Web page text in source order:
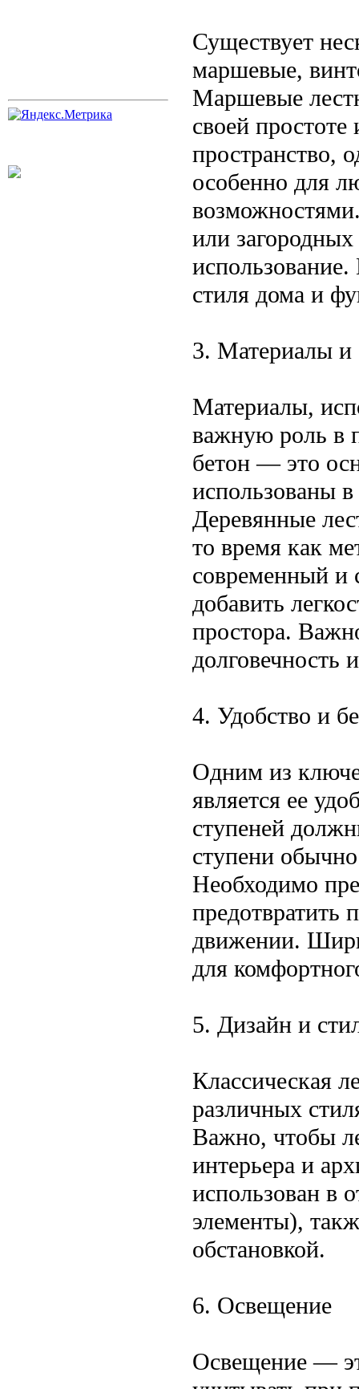
Существует
маршевые,
Маршевые
своей
пространство,
особенно для
или загородных
стиля дома и
3. Материалы и
Материалы,
важную роль в
бетон — это
использованы в
Деревянные
то время как
современный и
добавить
простора.
долговечность
4. Удобство и
Одним из
является ее
ступеней
ступени
Необходимо
предотвратить
движении.
для
5. Дизайн и
Классическая
различных
Важно, чтобы
интерьера и
использован в
элементы),
обстановкой.
6. Освещение
Освещение —